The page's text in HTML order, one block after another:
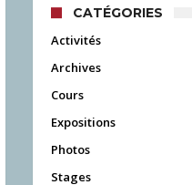
CATÉGORIES
Activités
Archives
Cours
Expositions
Photos
Stages